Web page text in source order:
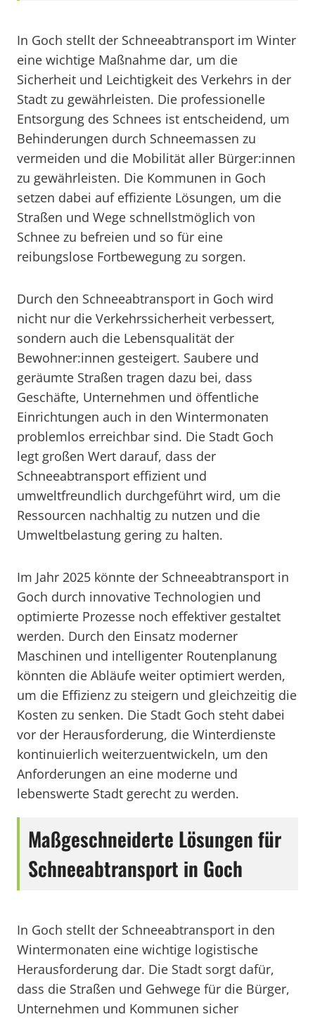
In Goch stellt der Schneeabtransport im Winter
eine wichtige Maßnahme dar, um die
Sicherheit und Leichtigkeit des Verkehrs in der
Stadt zu gewährleisten. Die professionelle
Entsorgung des Schnees ist entscheidend, um
Behinderungen durch Schneemassen zu
vermeiden und die Mobilität aller Bürger:innen
zu gewährleisten. Die Kommunen in Goch
setzen dabei auf effiziente Lösungen, um die
Straßen und Wege schnellstmöglich von
Schnee zu befreien und so für eine
reibungslose Fortbewegung zu sorgen.
Durch den Schneeabtransport in Goch wird
nicht nur die Verkehrssicherheit verbessert,
sondern auch die Lebensqualität der
Bewohner:innen gesteigert. Saubere und
geräumte Straßen tragen dazu bei, dass
Geschäfte, Unternehmen und öffentliche
Einrichtungen auch in den Wintermonaten
problemlos erreichbar sind. Die Stadt Goch
legt großen Wert darauf, dass der
Schneeabtransport effizient und
umweltfreundlich durchgeführt wird, um die
Ressourcen nachhaltig zu nutzen und die
Umweltbelastung gering zu halten.
Im Jahr 2025 könnte der Schneeabtransport in
Goch durch innovative Technologien und
optimierte Prozesse noch effektiver gestaltet
werden. Durch den Einsatz moderner
Maschinen und intelligenter Routenplanung
könnten die Abläufe weiter optimiert werden,
um die Effizienz zu steigern und gleichzeitig die
Kosten zu senken. Die Stadt Goch steht dabei
vor der Herausforderung, die Winterdienste
kontinuierlich weiterzuentwickeln, um den
Anforderungen an eine moderne und
lebenswerte Stadt gerecht zu werden.
Maßgeschneiderte Lösungen für
Schneeabtransport in Goch
In Goch stellt der Schneeabtransport in den
Wintermonaten eine wichtige logistische
Herausforderung dar. Die Stadt sorgt dafür,
dass die Straßen und Gehwege für die Bürger,
Unternehmen und Kommunen sicher